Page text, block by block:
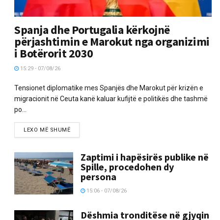
Spanja dhe Portugalia kërkojnë
përjashtimin e Marokut nga organizimi
i Botërorit 2030
15:29 - 07/08/26
Tensionet diplomatike mes Spanjës dhe Marokut për krizën e
migracionit në Ceuta kanë kaluar kufijtë e politikës dhe tashmë
po...
LEXO MË SHUMË
Zaptimi i hapësirës publike në
Spille, procedohen dy
persona
15:06 - 07/08/26
Dëshmia tronditëse në gjyqin